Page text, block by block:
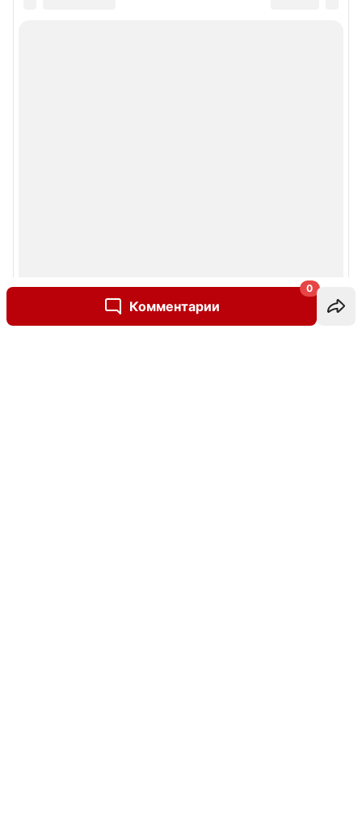
Комментарии
0